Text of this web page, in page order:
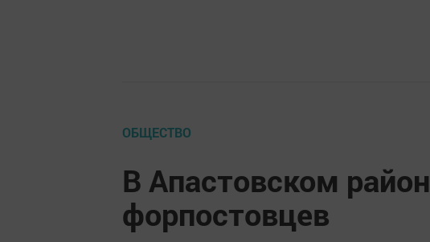
ОБЩЕСТВО
В Апастовском
форпостовцев